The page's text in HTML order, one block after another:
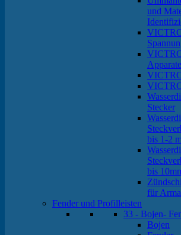
und
Apparate
Stecker
bis 1-2
bis
für
Fender und Profilleisten
33 - Bojen-
Bojen